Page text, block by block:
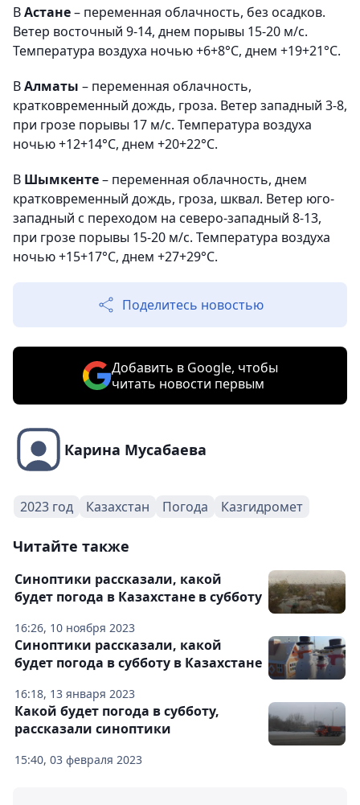
ВАстане– переменная облачность, без осадков.
Ветер восточный 9-14, днем порывы 15-20 м/с.
Температура воздуха ночью +6+8°С, днем +19+21°С.
ВАлматы – переменная облачность,
кратковременный дождь, гроза. Ветер западный 3-8,
при грозе порывы 17 м/с. Температура воздуха
ночью +12+14°С, днем +20+22°С.
В Шымкенте– переменная облачность, днем
кратковременный дождь, гроза, шквал. Ветер юго-
западный с переходом на северо-западный 8-13,
при грозе порывы 15-20 м/с. Температура воздуха
ночью +15+17°С, днем +27+29°С.
Поделитесь новостью
Добавить в Google, чтобы
читать новости первым
Карина Мусабаева
2023 год Казахстан Погода Казгидромет
Читайте также
16:26, 10 ноября 2023
Синоптики рассказали, какой
будет погода в Казахстане в субботу
16:18, 13 января 2023
Синоптики рассказали, какой
будет погода в субботу в Казахстане
15:40, 03 февраля 2023
Какой будет погода в субботу,
рассказали синоптики